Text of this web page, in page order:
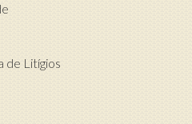
de Litígios